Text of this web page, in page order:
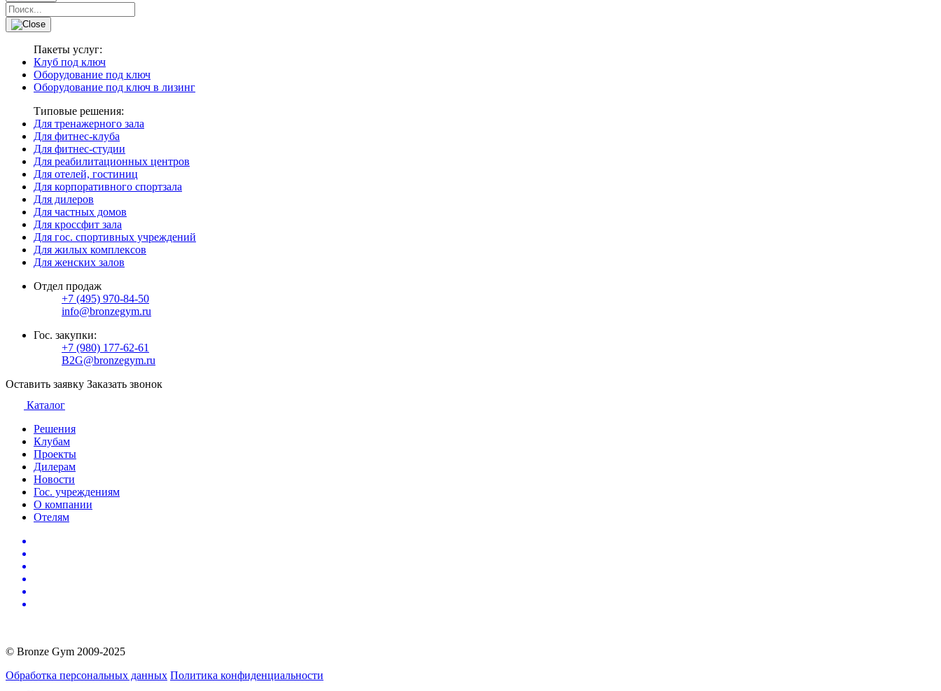
Пакеты услуг:
Клуб под ключ
Оборудование под ключ
Оборудование под ключ в лизинг
Типовые решения:
Для тренажерного зала
Для фитнес-клуба
Для фитнес-студии
Для реабилитационных центров
Для отелей, гостиниц
Для корпоративного спортзала
Для дилеров
Для частных домов
Для кроссфит зала
Для гос. спортивных учреждений
Для жилых комплексов
Для женских залов
Отдел продаж
+7 (495) 970-84-50
info@bronzegym.ru
Гос. закупки:
+7 (980) 177-62-61
B2G@bronzegym.ru
Оставить заявку Заказать звонок
Каталог
Решения
Клубам
Проекты
Дилерам
Новости
Гос. учреждениям
О компании
Отелям
© Bronze Gym 2009-2025
Обработка персональных данных Политика конфиденциальности